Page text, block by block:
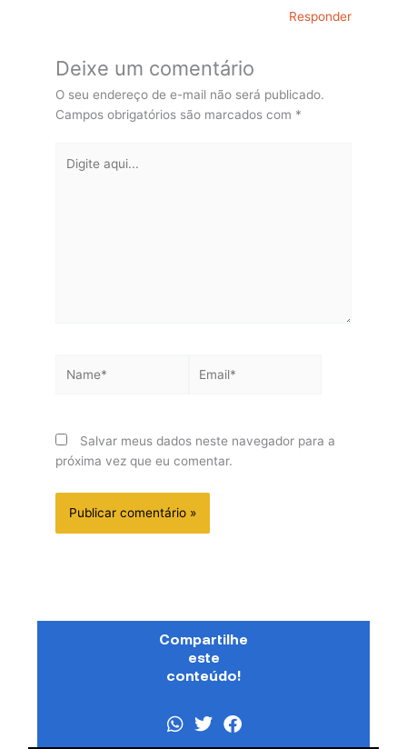
Responder
Deixe um comentário
O seu endereço de e-mail não será publicado.
Campos obrigatórios são marcados com *
aqui...
Salvar meus dados neste navegador para a
próxima vez que eu comentar.
Compartilhe
este
conteúdo!